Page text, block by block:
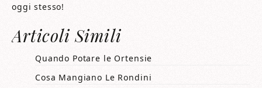
oggi stesso!
Articoli Simili
Quando Potare le Ortensie
Cosa Mangiano Le Rondini